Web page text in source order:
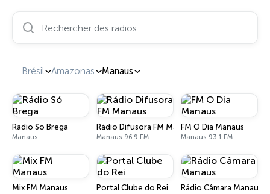
Rechercher des radios…
Brésil Amazonas Manaus
Rádio Só Brega
Manaus
Rádio Difusora FM Manaus
Manaus 96.9 FM
FM O Dia Manaus
Manaus 93.1 FM
Mix FM Manaus Portal Clube do Rei Rádio Câmara Manaus